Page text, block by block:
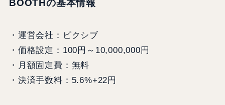
BOOTHの基本情報
・運営会社：ピクシブ
・価格設定：100円～10,000,000円
・月額固定費：無料
・決済手数料：5.6%+22円